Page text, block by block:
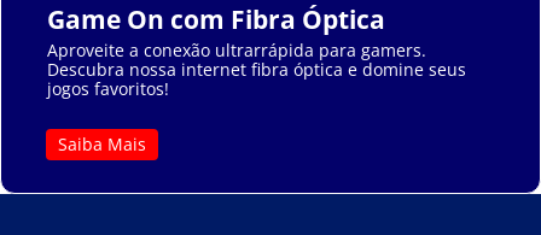
Game On com Fibra Óptica
Aproveite a conexão ultrarrápida para gamers.
Descubra nossa internet fibra óptica e domine seus
jogos favoritos!
Saiba Mais